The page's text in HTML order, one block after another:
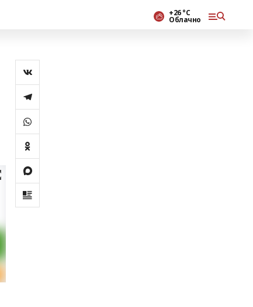
+26 °С
Облачно